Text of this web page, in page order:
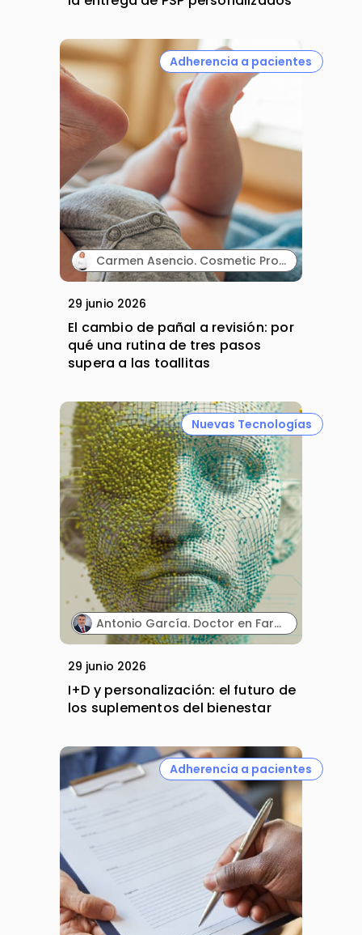
Adherencia a pacientes
Carmen Asencio. Cosmetic Product Manager. Suavinex.
29 junio 2026
El cambio de pañal a revisión: por
qué una rutina de tres pasos
supera a las toallitas
Nuevas Tecnologías
Antonio García. Doctor en Farmacia y Director Técnico. MARNYS.
29 junio 2026
I+D y personalización: el futuro de
los suplementos del bienestar
Adherencia a pacientes